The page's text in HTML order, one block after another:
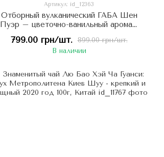
Артикул: id_12363
Отборный вулканический ГАБА Шен
Пуэр – цветочно-ванильный аромат,
899.00 грн/шт.
799.00 грн/шт.
В наличии